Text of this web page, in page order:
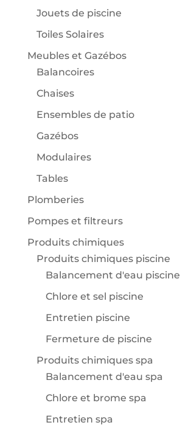
Jouets de piscine
Toiles Solaires
Meubles et Gazébos
Balancoires
Chaises
Ensembles de patio
Gazébos
Modulaires
Tables
Plomberies
Pompes et filtreurs
Produits chimiques
Produits chimiques piscine
Balancement d'eau piscine
Chlore et sel piscine
Entretien piscine
Fermeture de piscine
Produits chimiques spa
Balancement d'eau spa
Chlore et brome spa
Entretien spa